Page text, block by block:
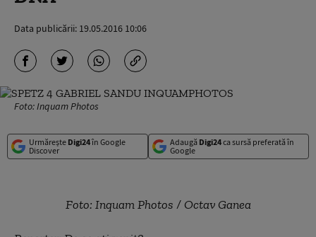
Data publicării: 19.05.2016 10:06
Foto: Inquam Photos
Urmărește Digi24în Google
Discover
Adaugă Digi24ca sursă preferată în
Google
Foto: Inquam Photos / Octav Ganea